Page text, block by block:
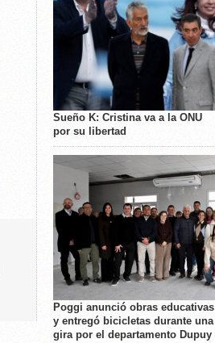
Sueño K: Cristina va a la ONU
por su libertad
Poggi anunció obras educativas
y entregó bicicletas durante una
gira por el departamento Dupuy